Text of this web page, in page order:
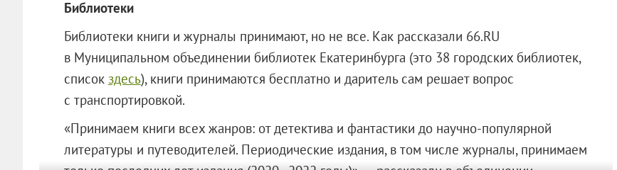
Библиотеки
Библиотеки книги и журналы принимают, но не все. Как рассказали 66.RU
в Муниципальном объединении библиотек Екатеринбурга (это 38 городских библиотек,
список здесь), книги принимаются бесплатно и даритель сам решает вопрос
с транспортировкой.
«Принимаем книги всех жанров: от детектива и фантастики до научно-популярной
литературы и путеводителей. Периодические издания, в том числе журналы, принимаем